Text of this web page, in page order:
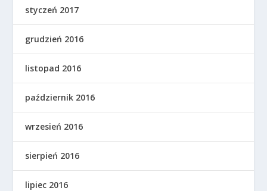
styczeń 2017
grudzień 2016
listopad 2016
październik 2016
wrzesień 2016
sierpień 2016
lipiec 2016